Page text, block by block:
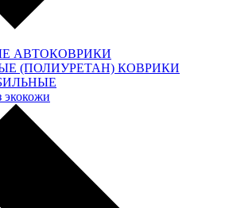
АВТОКОВРИКИ
(ПОЛИУРЕТАН) КОВРИКИ
экокожи